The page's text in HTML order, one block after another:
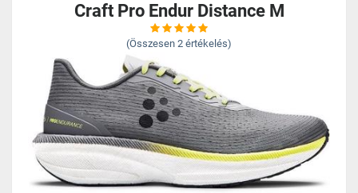
Craft Pro Endur Distance M
(Összesen 2 értékelés)